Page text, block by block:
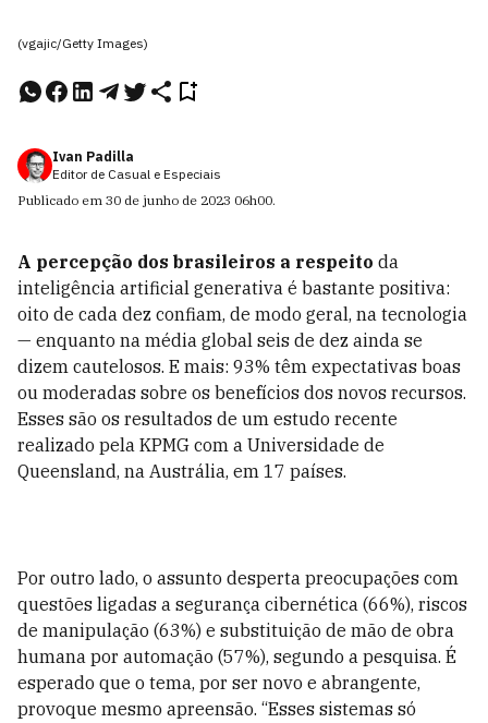
(vgajic/Getty Images)
Ivan Padilla
Editor de Casual e Especiais
Publicado em 30 de junho de 2023 06h00.
A percepção dos brasileiros a respeito da
inteligência artificial generativa é bastante positiva:
oito de cada dez confiam, de modo geral, na tecnologia
— enquanto na média global seis de dez ainda se
dizem cautelosos. E mais: 93% têm expectativas boas
ou moderadas sobre os benefícios dos novos recursos.
Esses são os resultados de um estudo recente
realizado pela KPMG com a Universidade de
Queensland, na Austrália, em 17 países.
Por outro lado, o assunto desperta preocupações com
questões ligadas a segurança cibernética (66%), riscos
de manipulação (63%) e substituição de mão de obra
humana por automação (57%), segundo a pesquisa. É
esperado que o tema, por ser novo e abrangente,
provoque mesmo apreensão. “Esses sistemas só